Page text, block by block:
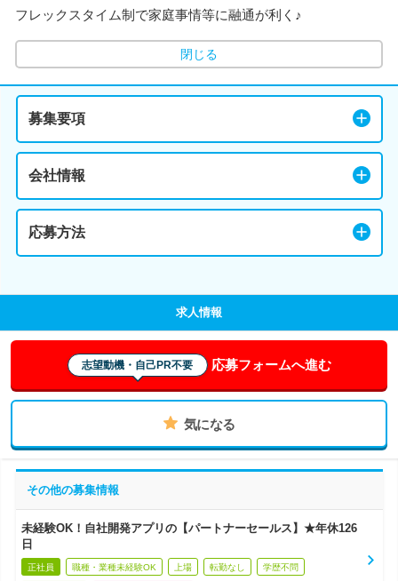
フレックスタイム制で家庭事情等に融通が利く♪
閉じる
募集要項
会社情報
応募方法
求人情報
志望動機・自己PR不要 応募フォームへ進む
気になる
その他の募集情報
未経験OK！自社開発アプリの【パートナーセールス】★年休126
日
正社員 職種・業種未経験OK 上場 転勤なし 学歴不問